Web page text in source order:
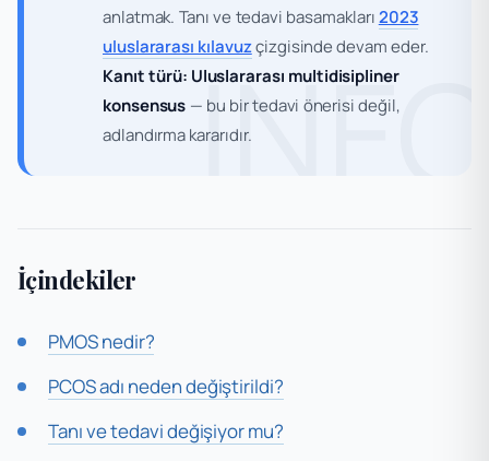
anlatmak. Tanı ve tedavi basamakları2023
uluslararası kılavuzçizgisinde devam eder.
Kanıt türü: Uluslararası multidisipliner
konsensus — bu bir tedavi önerisi değil,
adlandırma kararıdır.
İçindekiler
PMOS nedir?
PCOS adı neden değiştirildi?
Tanı ve tedavi değişiyor mu?